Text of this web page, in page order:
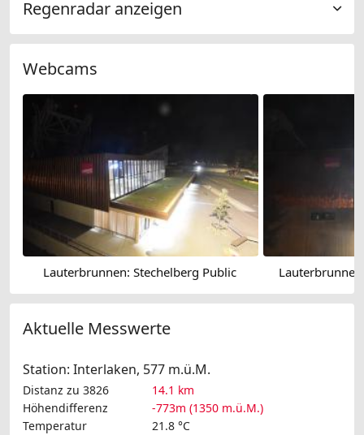
Regenradar anzeigen
Webcams
Lauterbrunnen: Stechelberg Public
Aktuelle Messwerte
Station: Interlaken, 577 m.ü.M.
Distanz zu 3826
14.1 km
Höhendifferenz
-773m (1350 m.ü.M.)
Temperatur
21.8 °C